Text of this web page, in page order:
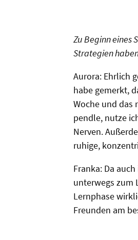
Zu Beginn eines
Strategien
Aurora: Ehrlich
habe gemerkt,
Woche und das
pendle, nutze
Nerven.
ruhige,
Franka: Da
unterwegs zum
Lernphase
Freunden am